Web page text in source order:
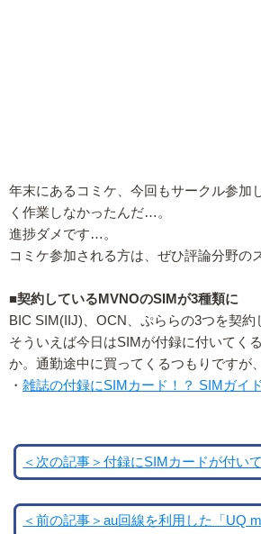
年末にあるコミケ、今回もサークル参加
く作業しなかったんだ…。
進捗ダメです…。
コミケ参加される方は、ぜひ評論分野の
■契約しているMVNOのSIMが3種類に
BIC SIM(IIJ)、OCN、ぷららの3つを契
そういえば今日はSIMが付録に付いてく
か。通勤途中に買ってくるつもりですが
・ 雑誌の付録にSIMカード！？ SIMガイ
＜次の記事＞付録にSIMカードが付い
＜前の記事＞au回線を利用した「UQ